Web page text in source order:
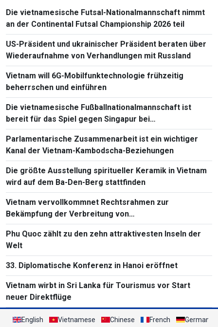
Die vietnamesische Futsal-Nationalmannschaft nimmt
an der Continental Futsal Championship 2026 teil
US-Präsident und ukrainischer Präsident beraten über
Wiederaufnahme von Verhandlungen mit Russland
Vietnam will 6G-Mobilfunktechnologie frühzeitig
beherrschen und einführen
Die vietnamesische Fußballnationalmannschaft ist
bereit für das Spiel gegen Singapur bei
Südostasienmeisterschaft 2026
Parlamentarische Zusammenarbeit ist ein wichtiger
Kanal der Vietnam-Kambodscha-Beziehungen
Die größte Ausstellung spiritueller Keramik in Vietnam
wird auf dem Ba-Den-Berg stattfinden
Vietnam vervollkommnet Rechtsrahmen zur
Bekämpfung der Verbreitung von
Massenvernichtungswaffen
Phu Quoc zählt zu den zehn attraktivesten Inseln der
Welt
33. Diplomatische Konferenz in Hanoi eröffnet
Vietnam wirbt in Sri Lanka für Tourismus vor Start
neuer Direktflüge
English Vietnamese Chinese French German